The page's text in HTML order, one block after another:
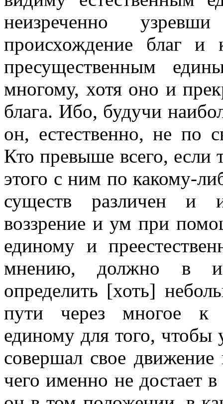
неизреченно
происхождение благ и
пресущественным
многому, хотя оно и
блага. Ибо, будучи
он, естественно, не по
Кто превыше всего, если
этого с ним по какому-
существ различен и
воззрение и ум при
единому и
мнению, должно в
определить [хоть]
пути через многое к
единому для того, чтобы
совершал свое движение
чего именно не достает